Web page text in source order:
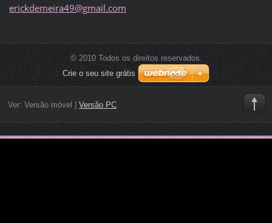
erickdemeira49@gmail.com
© 2010 Todos os direitos reservados.
Crie o seu site grátis
Ver: Versão móvel Versão PC